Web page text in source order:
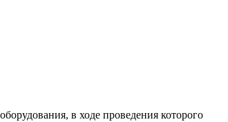
в ходе проведения которого